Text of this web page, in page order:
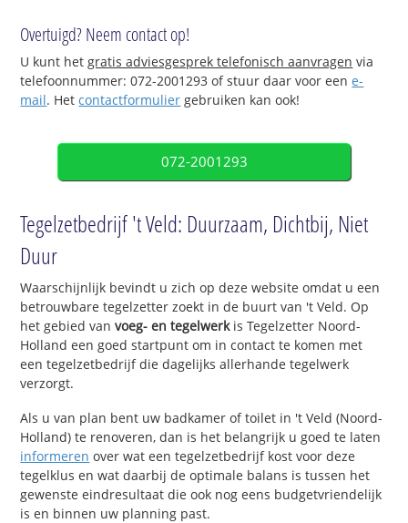
Overtuigd? Neem contact op!
U kunt hetgratis adviesgesprek telefonisch aanvragen via
telefoonnummer: 072-2001293 of stuur daar voor eene-
mail. Hetcontactformulier gebruiken kan ook!
072-2001293
Tegelzetbedrijf 't Veld: Duurzaam, Dichtbij, Niet
Duur
Waarschijnlijk bevindt u zich op deze website omdat u een
betrouwbare tegelzetter zoekt in de buurt van 't Veld. Op
het gebied van voeg- en tegelwerkis Tegelzetter Noord-
Holland een goed startpunt om in contact te komen met
een tegelzetbedrijf die dagelijks allerhande tegelwerk
verzorgt.
Als u van plan bent uw badkamer of toilet in 't Veld (Noord-
Holland) te renoveren, dan is het belangrijk u goed te laten
informeren over wat een tegelzetbedrijf kost voor deze
tegelklus en wat daarbij de optimale balans is tussen het
gewenste eindresultaat die ook nog eens budgetvriendelijk
is en binnen uw planning past.